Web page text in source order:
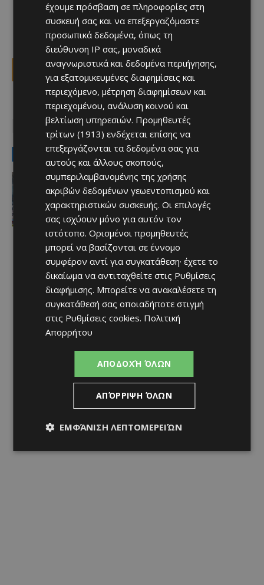
Facebook X Viber
Top ΕΘΝΙΚΗ ΒΡΑΖΙΛΙΑΣ ΚΑΡΛΟ ΑΝΤΣΕΛΟΤΙ
ΜΟΥΝΤΙΑΛ 2026 ΝΕΪΜΑΡ
LATEST NEWS
Απόλλων
Πολύ μεγάλο ενδιαφέρον για ένα
«μαγικό χαρτάκι»
Afentiko 06/08/2026
έχουμε πρόσβαση σε πληροφορίες στη
συσκευή σας και να επεξεργαζόμαστε
προσωπικά δεδομένα, όπως τη
διεύθυνση IP σας, μοναδικά
αναγνωριστικά και δεδομένα περιήγησης,
για εξατομικευμένες διαφημίσεις και
περιεχόμενο, μέτρηση διαφημίσεων και
περιεχομένου, ανάλυση κοινού και
βελτίωση υπηρεσιών. Προμηθευτές
τρίτων (1913) ενδέχεται επίσης να
επεξεργάζονται τα δεδομένα σας για
αυτούς και άλλους σκοπούς,
συμπεριλαμβανομένης της χρήσης
ακριβών δεδομένων γεωεντοπισμού και
χαρακτηριστικών συσκευής. Οι επιλογές
σας ισχύουν μόνο για αυτόν τον
ιστότοπο. Ορισμένοι προμηθευτές
μπορεί να βασίζονται σε έννομο
συμφέρον αντί για συγκατάθεση· έχετε το
δικαίωμα να αντιταχθείτε στις Ρυθμίσεις
διαφήμισης. Μπορείτε να ανακαλέσετε τη
συγκατάθεσή σας οποιαδήποτε στιγμή
στις Ρυθμίσεις cookies. Πολιτική
Απορρήτου
ΑΠΟΔΟΧΉ ΌΛΩΝ
ΑΠΌΡΡΙΨΗ ΌΛΩΝ
ΕΜΦΆΝΙΣΗ ΛΕΠΤΟΜΕΡΕΙΏΝ